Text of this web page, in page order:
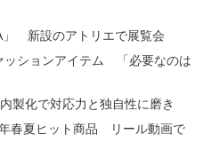
」 新設のアトリエで展覧会
ッションアイテム 「必要なのは
製化で対応力と独自性に磨き
年春夏ヒット商品 リール動画で